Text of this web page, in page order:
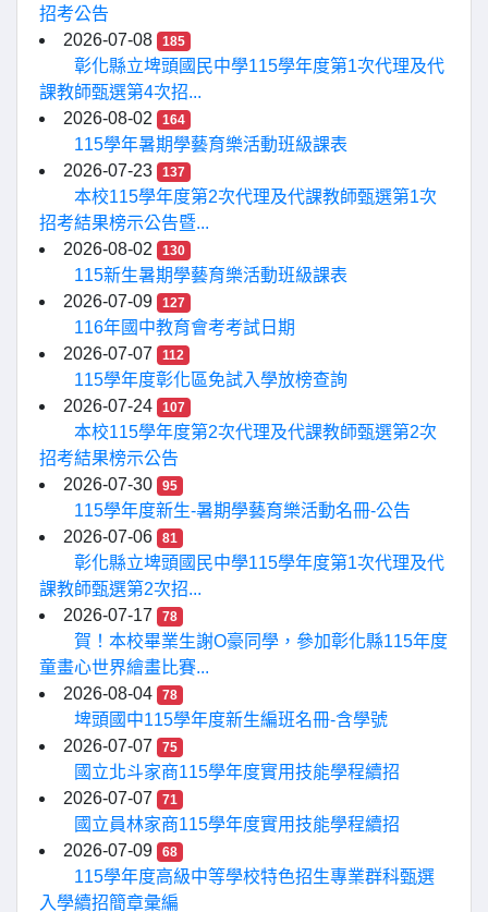
招考公告
2026-07-08
185
彰化縣立埤頭國民中學115學年度第1次代理及代
課教師甄選第4次招...
2026-08-02
164
115學年暑期學藝育樂活動班級課表
2026-07-23
137
本校115學年度第2次代理及代課教師甄選第1次
招考結果榜示公告暨...
2026-08-02
130
115新生暑期學藝育樂活動班級課表
2026-07-09
127
116年國中教育會考考試日期
2026-07-07
112
115學年度彰化區免試入學放榜查詢
2026-07-24
107
本校115學年度第2次代理及代課教師甄選第2次
招考結果榜示公告
2026-07-30
95
115學年度新生-暑期學藝育樂活動名冊-公告
2026-07-06
81
彰化縣立埤頭國民中學115學年度第1次代理及代
課教師甄選第2次招...
2026-07-17
78
賀！本校畢業生謝O豪同學，參加彰化縣115年度
童畫心世界繪畫比賽...
2026-08-04
78
埤頭國中115學年度新生編班名冊-含學號
2026-07-07
75
國立北斗家商115學年度實用技能學程續招
2026-07-07
71
國立員林家商115學年度實用技能學程續招
2026-07-09
68
115學年度高級中等學校特色招生專業群科甄選
入學續招簡章彙編